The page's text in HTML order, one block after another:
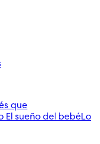
que
El sueño del bebéLo